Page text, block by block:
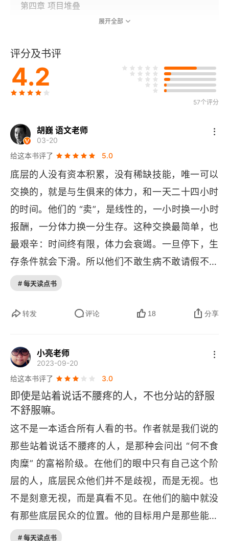
第四章 项目堆叠
第六章 专家招募
第三部分 收入
第八章 珍惜时间，不要用时间衡量价值
第四部分 多产
第九章 创造棱镜生产力
第十章 提出更好的问题，得到更好的答案
结语 追求多产，不要追求完美
展开全部
评分及书评
4.2
57个评分
胡巍 语文老师
03-20
给这本书评了
5.0
底层的人没有资本积累，没有稀缺技能，唯一可以
交换的，就是与生俱来的体力，和一天二十四小时
的时间。他们的 “卖”，是线性的，一小时换一小时
报酬，一分体力换一分生存。这种交换最简单，也
最艰辛：时间终有限，体力会衰竭。一旦停下，生
存条件就会下滑。所以他们不敢生病不敢请假不敢
辞职。​
# 每天读点书
转发 评论 18 分享
小亮老师
2023-09-20
给这本书评了
3.0
即使是站着说话不腰疼的人，不也分站的舒服
不舒服嘛。
这不是一本适合所有人看的书。作者就是我们说的
那些站着说话不腰疼的人，是那种会问出 “何不食
肉糜” 的富裕阶级。在他们的眼中只有自己这个阶
层的人，底层民众他们并不是歧视，而是无视。也
不是刻意无视，而是真看不见。在他们的脑中就没
有那些底层民众的位置。他的目标用户是那些能赚
到钱，却不开心的主。他要说的就是，除了拼命赚
# 每天读点书